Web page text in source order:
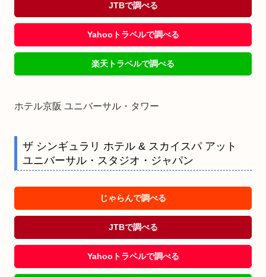
JTBで調べる
Yahooトラベルで調べる
楽天トラベルで調べる
ホテル京阪 ユニバーサル・タワー
ザ シンギュラリ ホテル & スカイスパ アット
ユニバーサル・スタジオ・ジャパン
じゃらんで調べる
JTBで調べる
Yahooトラベルで調べる